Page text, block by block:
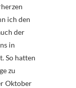
ich den
der
in
So hatten
zu
Oktober